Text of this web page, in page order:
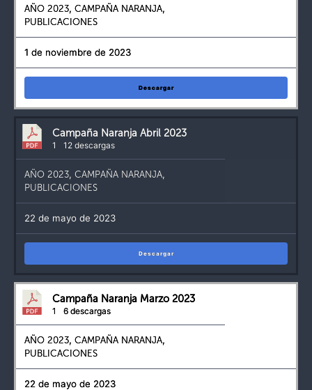
AÑO 2023, CAMPAÑA NARANJA,
PUBLICACIONES
1 de noviembre de 2023
Descargar
Campaña Naranja Abril 2023
1 12 descargas
AÑO 2023, CAMPAÑA NARANJA,
PUBLICACIONES
22 de mayo de 2023
Descargar
Campaña Naranja Marzo 2023
1 6 descargas
AÑO 2023, CAMPAÑA NARANJA,
PUBLICACIONES
22 de mayo de 2023